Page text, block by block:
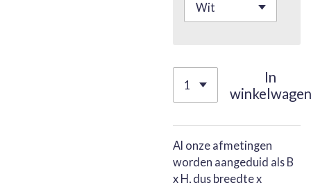
In
winkelwagen
Al onze afmetingen
worden aangeduid als B
x H, dus breedte x